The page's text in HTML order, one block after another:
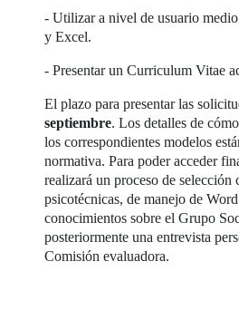
- Utilizar a nivel de usuario
y Excel.
- Presentar un Curriculum Vitae
El plazo para presentar las
septiembre. Los detalles de
los correspondientes modelos
normativa. Para poder acceder
realizará un proceso de selección
psicotécnicas, de manejo de
conocimientos sobre el Grupo
posteriormente una entrevista
Comisión evaluadora.